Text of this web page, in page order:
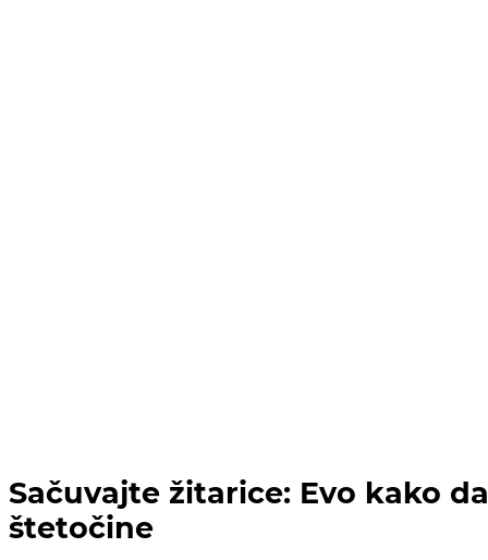
Sačuvajte žitarice: Evo kako
štetočine